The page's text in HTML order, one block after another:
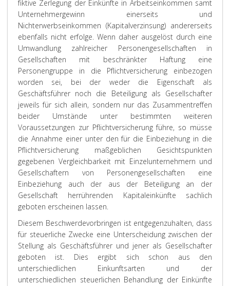
fiktive Zerlegung der Einkünfte in Arbeitseinkommen samt
Unternehmergewinn einerseits und
Nichterwerbseinkommen (Kapitalverzinsung) andererseits
ebenfalls nicht erfolge. Wenn daher ausgelöst durch eine
Umwandlung zahlreicher Personengesellschaften in
Gesellschaften mit beschränkter Haftung eine
Personengruppe in die Pflichtversicherung einbezogen
worden sei, bei der weder die Eigenschaft als
Geschäftsführer noch die Beteiligung als Gesellschafter
jeweils für sich allein, sondern nur das Zusammentreffen
beider Umstände unter bestimmten weiteren
Voraussetzungen zur Pflichtversicherung führe, so müsse
die Annahme einer unter den für die Einbeziehung in die
Pflichtversicherung maßgeblichen Gesichtspunkten
gegebenen Vergleichbarkeit mit Einzelunternehmern und
Gesellschaftern von Personengesellschaften eine
Einbeziehung auch der aus der Beteiligung an der
Gesellschaft herrührenden Kapitaleinkünfte sachlich
geboten erscheinen lassen.
Diesem Beschwerdevorbringen ist entgegenzuhalten, dass
für steuerliche Zwecke eine Unterscheidung zwischen der
Stellung als Geschäftsführer und jener als Gesellschafter
geboten ist. Dies ergibt sich schon aus den
unterschiedlichen Einkunftsarten und der
unterschiedlichen steuerlichen Behandlung der Einkünfte